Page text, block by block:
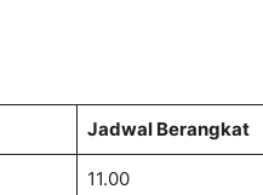
Jadwal Berangkat
11.00